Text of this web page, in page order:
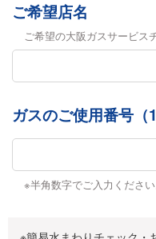
ご希望店名
ご希望の大阪ガスサービス
ガスのご使用番号（
※半角数字でご入力くださ